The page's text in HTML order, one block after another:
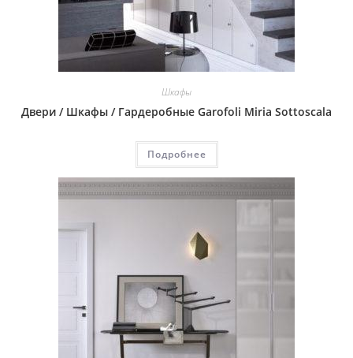
Шкафы
Двери / Шкафы / Гардеробные Garofoli Miria Sottoscala
Подробнее